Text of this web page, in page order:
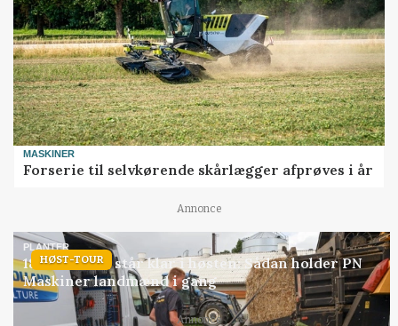
MASKINER
Forserie til selvkørende skårlægger afprøves i år
Annonce
HØST-TOUR
PLANTER
18 montører står klar i høsten: Sådan holder PN
Maskiner landmænd i gang
Annonce